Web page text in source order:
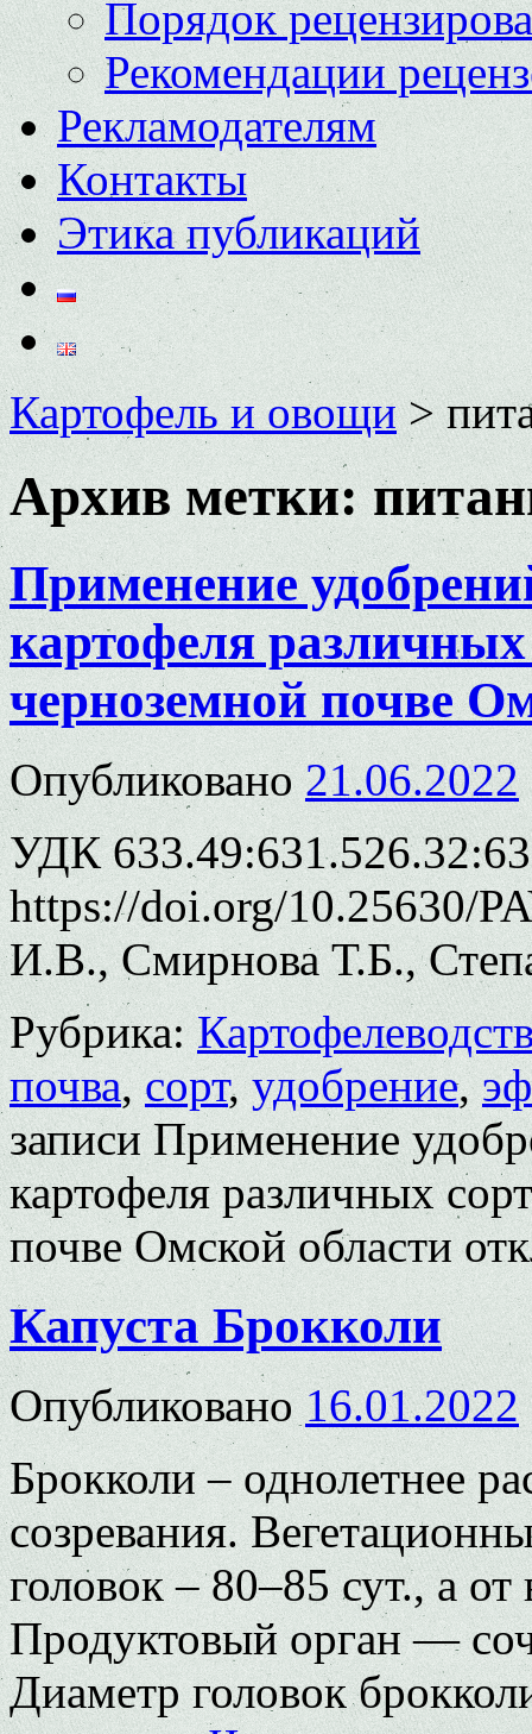
Порядок
Рекомендации
Рекламодателям
Контакты
Этика публикаций
Картофель и овощи>
Архив метки:
Применение
картофеля различных
черноземной почве
Опубликовано 21.06.2022
УДК
https://doi.org/10.25630/
И.В., Смирнова Т.Б.,
Рубрика:
почва,сорт,удобрение,
записи Применение
картофеля различных
почве Омской области
Капуста Брокколи
Опубликовано 16.01.2022
Брокколи – однолетнее
созревания.
головок – 80–85 сут., а
Продуктовый орган —
Диаметр головок